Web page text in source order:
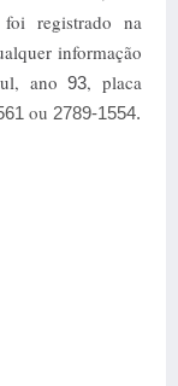
registrado na
informação
ano93, placa
ou 2789-1554.